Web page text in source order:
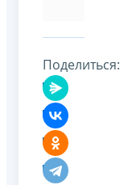
Поделиться: